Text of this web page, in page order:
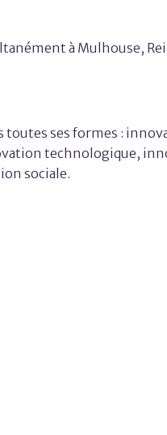
à Mulhouse,
toutes ses formes :
technologique,
sociale.